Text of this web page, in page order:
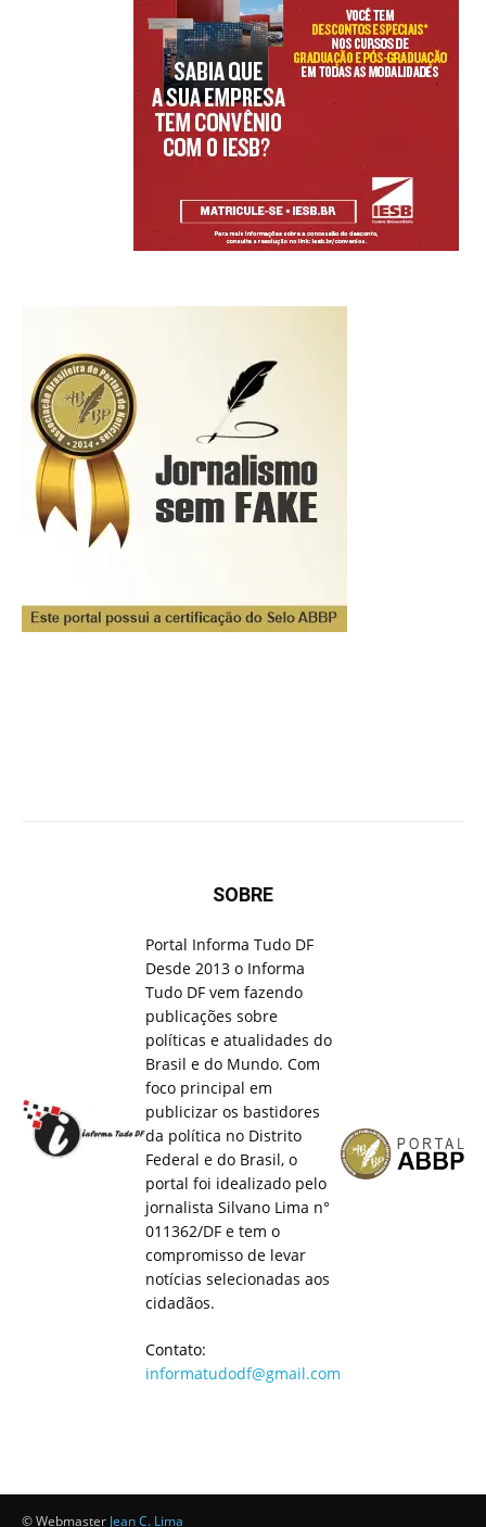
SOBRE
Portal Informa Tudo DF
Desde 2013 o Informa
Tudo DF vem fazendo
publicações sobre
políticas e atualidades do
Brasil e do Mundo. Com
foco principal em
publicizar os bastidores
da política no Distrito
Federal e do Brasil, o
portal foi idealizado pelo
jornalista Silvano Lima n°
011362/DF e tem o
compromisso de levar
notícias selecionadas aos
cidadãos.
Contato:
informatudodf@gmail.com
© Webmaster Jean C. Lima